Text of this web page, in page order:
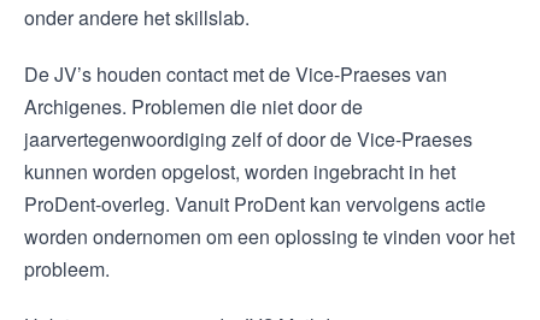
onder andere het skillslab.
De JV’s houden contact met de Vice-Praeses van
Archigenes. Problemen die niet door de
jaarvertegenwoordiging zelf of door de Vice-Praeses
kunnen worden opgelost, worden ingebracht in het
ProDent-overleg. Vanuit ProDent kan vervolgens actie
worden ondernomen om een oplossing te vinden voor het
probleem.